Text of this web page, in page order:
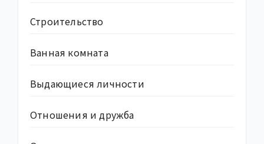
Строительство
Ванная комната
Выдающиеся личности
Отношения и дружба